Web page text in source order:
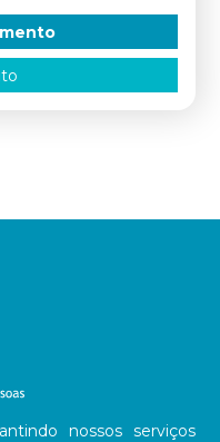
nossos serviços